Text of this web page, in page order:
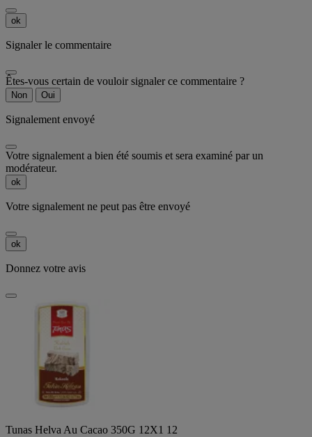
ok
Signaler le commentaire
Êtes-vous certain de vouloir signaler ce commentaire ?
Non Oui
Signalement envoyé
Votre signalement a bien été soumis et sera examiné par un
modérateur.
ok
Votre signalement ne peut pas être envoyé
ok
Donnez votre avis
Tunas Helva Au Cacao 350G 12X1 12